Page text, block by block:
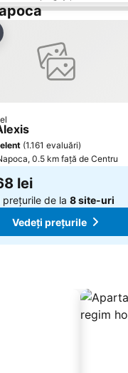
la favorite
(1.161 evaluări)
0.5 km faţă de Centru
lei
prețurile de la 8 site-uri
Vedeți prețurile